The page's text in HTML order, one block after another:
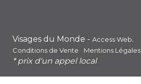
Visages du Monde - Access Web.
Conditions de Vente Mentions Légales
* prix d'un appel local